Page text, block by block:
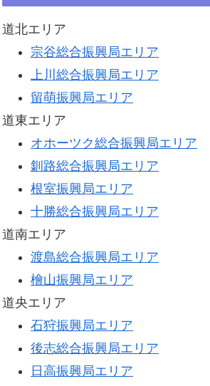
道北エリア
宗谷総合振興局エリア
上川総合振興局エリア
留萌振興局エリア
道東エリア
オホーツク総合振興局エリア
釧路総合振興局エリア
根室振興局エリア
十勝総合振興局エリア
道南エリア
渡島総合振興局エリア
檜山振興局エリア
道央エリア
石狩振興局エリア
後志総合振興局エリア
日高振興局エリア